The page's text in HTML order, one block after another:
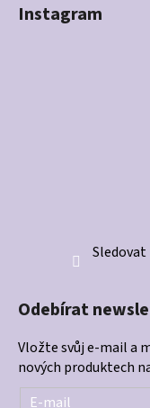
Instagram
Odebírat
Vložte svůj e-mail a
nových produktech
E-mail